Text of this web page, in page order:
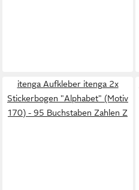
itenga Aufkleber itenga 2x
Stickerbogen "Alphabet" (Motiv
170) - 95 Buchstaben Zahlen Z